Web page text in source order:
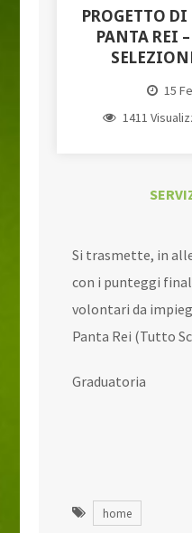
PROGETTO
PANTA REI
15
1411
Si trasmette, in
con i punteggi
volontari da
Panta Rei (Tutto
Graduatoria
home